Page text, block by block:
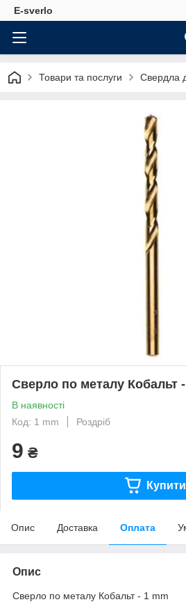
E-sverlo
Товари та послуги Свердла
Сверло по металу Кобальт
В наявності
Код: 1 mm
Роздріб
9 ₴
Купити
Опис Доставка Оплата
Опис
Сверло по металу Кобальт - 1 mm